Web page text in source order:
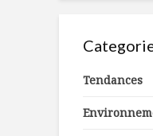
Tendances